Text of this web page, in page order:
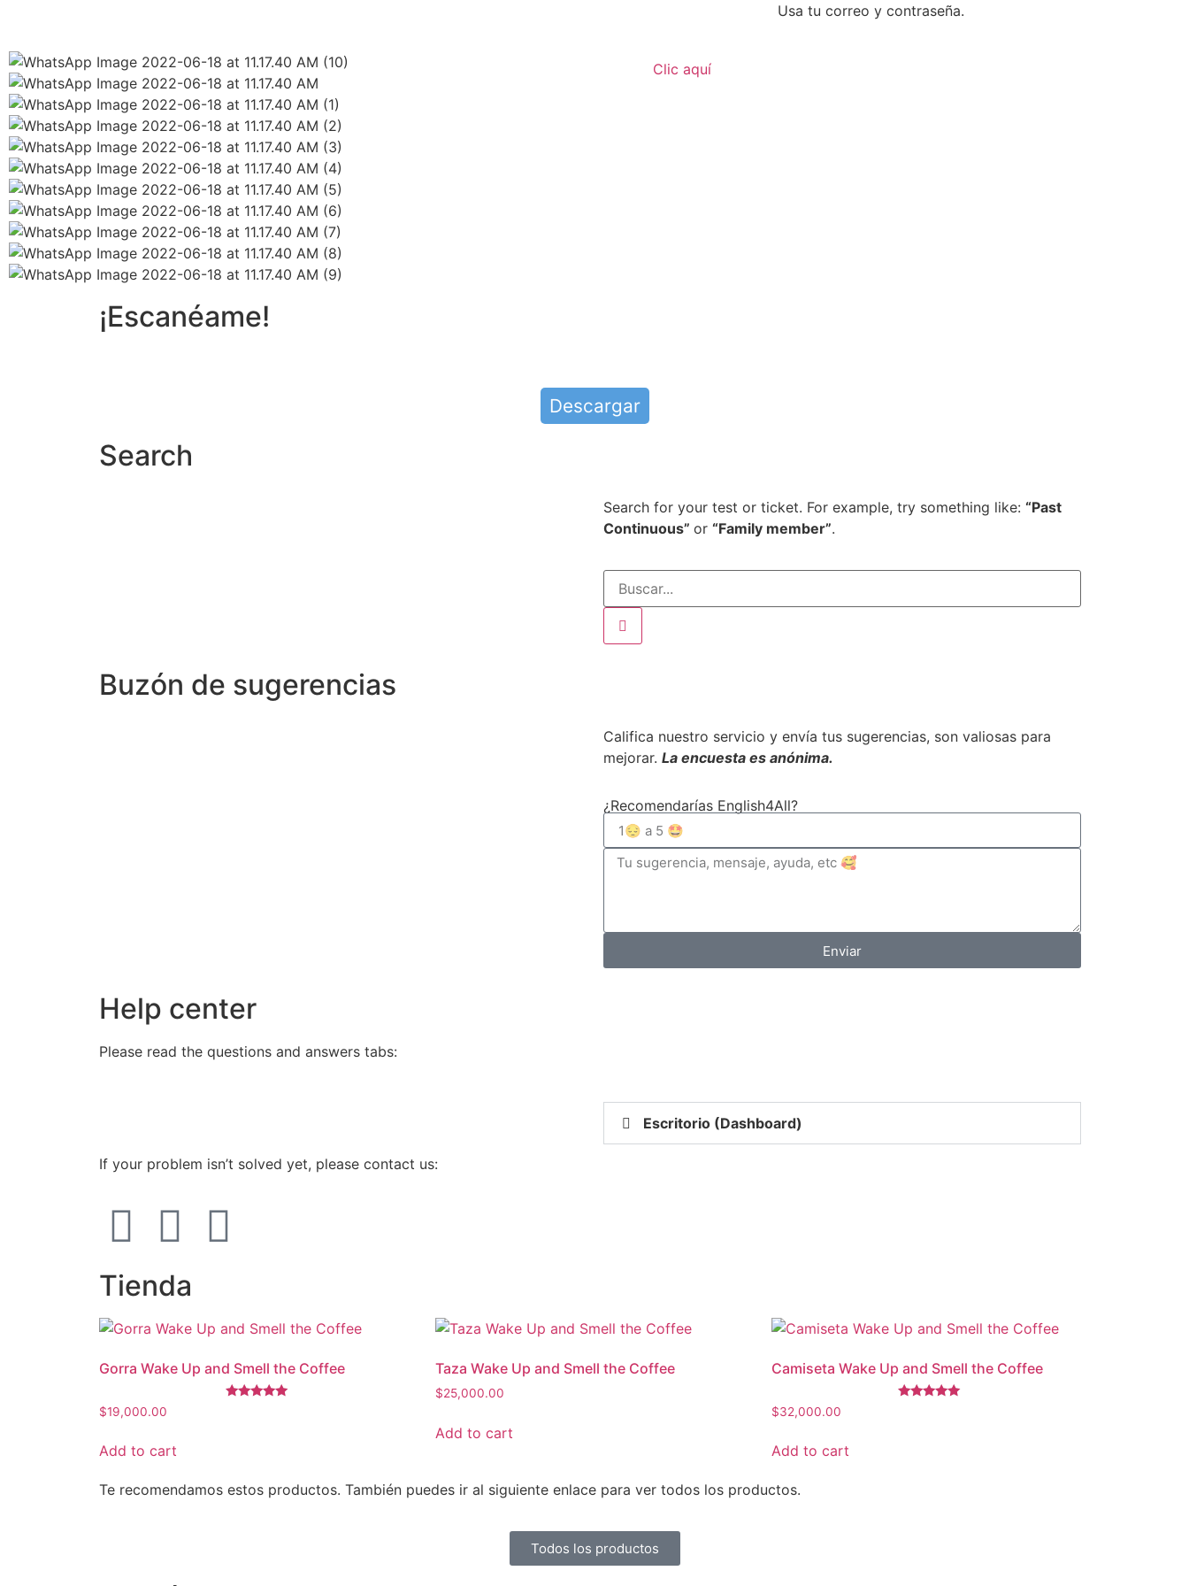
Usa tu correo y contraseña.
Clic aquí
¡Escanéame!
Descargar
Search
Search for your test or ticket. For example, try something like: “Past
Continuous” or “Family member”.
Buzón de sugerencias
Califica nuestro servicio y envía tus sugerencias, son valiosas para
mejorar. La encuesta es anónima.
¿Recomendarías English4All?
Enviar
Help center
Please read the questions and answers tabs:
Escritorio (Dashboard)
If your problem isn’t solved yet, please contact us:
Tienda
Gorra Wake Up and Smell the Coffee
$19,000.00
Add to cart
Taza Wake Up and Smell the Coffee
$25,000.00
Add to cart
Camiseta Wake Up and Smell the Coffee
$32,000.00
Add to cart
Te recomendamos estos productos. También puedes ir al siguiente enlace para ver todos los productos.
Todos los productos